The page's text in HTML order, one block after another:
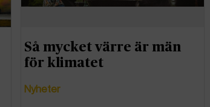
Så mycket värre är män
för klimatet
Nyheter